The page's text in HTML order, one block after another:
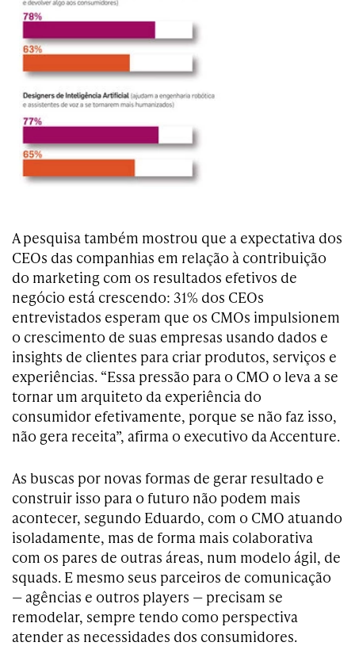
A pesquisa também mostrou que a expectativa dos
CEOs das companhias em relação à contribuição
do marketing com os resultados efetivos de
negócio está crescendo: 31% dos CEOs
entrevistados esperam que os CMOs impulsionem
o crescimento de suas empresas usando dados e
insights de clientes para criar produtos, serviços e
experiências. “Essa pressão para o CMO o leva a se
tornar um arquiteto da experiência do
consumidor efetivamente, porque se não faz isso,
não gera receita”, afirma o executivo da Accenture.
As buscas por novas formas de gerar resultado e
construir isso para o futuro não podem mais
acontecer, segundo Eduardo, com o CMO atuando
isoladamente, mas de forma mais colaborativa
com os pares de outras áreas, num modelo ágil, de
squads. E mesmo seus parceiros de comunicação
— agências e outros players — precisam se
remodelar, sempre tendo como perspectiva
atender as necessidades dos consumidores.